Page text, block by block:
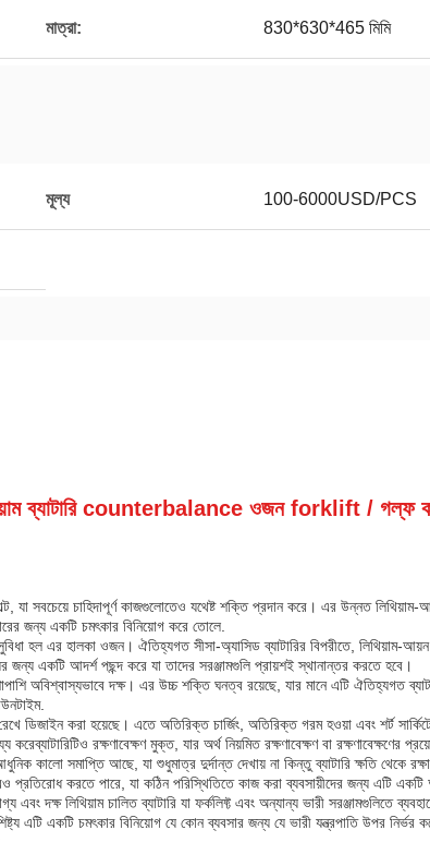
মাত্রা: 830*630*465 মিমি
মূল্য 100-6000USD/PCS
ব্যাটারি counterbalance ওজন forklift / গল্ফ
যা সবচেয়ে চাহিদাপূর্ণ কাজগুলোতেও যথেষ্ট শক্তি প্রদান করে। এর উন্নত লিথিয়াম-
জন্য একটি চমৎকার বিনিয়োগ করে তোলে.
হল এর হালকা ওজন। ঐতিহ্যগত সীসা-অ্যাসিড ব্যাটারির বিপরীতে, লিথিয়াম-আয়ন
জন্য একটি আদর্শ পছন্দ করে যা তাদের সরঞ্জামগুলি প্রায়শই স্থানান্তর করতে হবে।
অবিশ্বাস্যভাবে দক্ষ। এর উচ্চ শক্তি ঘনত্ব রয়েছে, যার মানে এটি ঐতিহ্যগত
রেখে ডিজাইন করা হয়েছে। এতে অতিরিক্ত চার্জিং, অতিরিক্ত গরম হওয়া এবং শর্ট
রক্ষণাবেক্ষণ মুক্ত, যার অর্থ নিয়মিত রক্ষণাবেক্ষণ বা রক্ষণাবেক্ষণের
কালো সমাপ্তি আছে, যা শুধুমাত্র দুর্দান্ত দেখায় না কিন্তু ব্যাটারি ক্ষতি থেকে
প্রতিরোধ করতে পারে, যা কঠিন পরিস্থিতিতে কাজ করা ব্যবসায়ীদের জন্য এটি একটি
এবং দক্ষ লিথিয়াম চালিত ব্যাটারি যা ফর্কলিফ্ট এবং অন্যান্য ভারী সরঞ্জামগুলিতে
এটি একটি চমৎকার বিনিয়োগ যে কোন ব্যবসার জন্য যে ভারী যন্ত্রপাতি উপর নির্ভর